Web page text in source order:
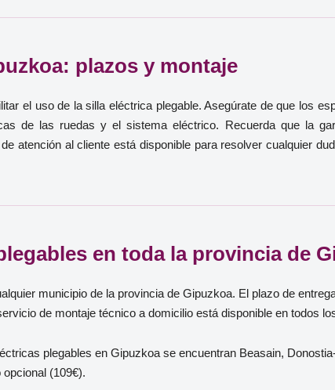
plazos y montaje
el uso de la silla eléctrica plegable. Asegúrate de que los
de las ruedas y el sistema eléctrico. Recuerda que la
atención al cliente está disponible para resolver cualquier
en toda la provincia de
municipio de la provincia de Gipuzkoa. El plazo de
de montaje técnico a domicilio está disponible en todos
plegables en Gipuzkoa se encuentran Beasain,
(109€).